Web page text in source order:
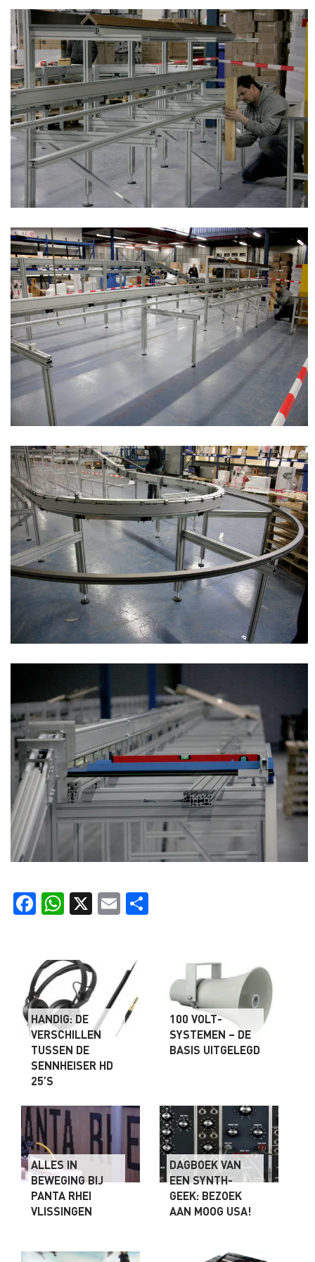
FacebookWhatsApp Email
HANDIG: DE
VERSCHILLEN
TUSSEN DE
SENNHEISER HD
25’S
100 VOLT-
SYSTEMEN – DE
BASIS UITGELEGD
ALLES IN
BEWEGING BIJ
PANTA RHEI
VLISSINGEN
DAGBOEK VAN
EEN SYNTH-
GEEK: BEZOEK
AAN MOOG USA!